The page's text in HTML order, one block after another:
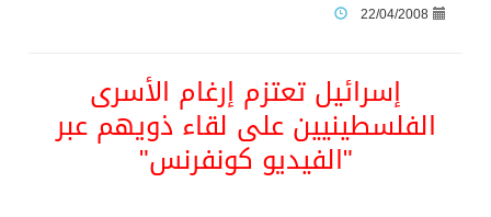
22/04/2008
إسرائيل تعتزم إرغام الأسرى
الفلسطينيين على لقاء ذويهم عبر
"الفيديو كونفرنس"